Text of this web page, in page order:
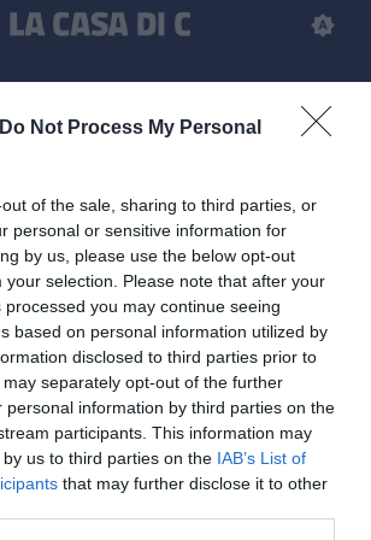
Do Not Process My Personal
of the sale, sharing to third parties, or
personal or sensitive information for
by us, please use the below opt-out
your selection. Please note that after your
you may continue seeing
based on personal information utilized by
disclosed to third parties prior to
separately opt-out of the further
personal information by third parties on the
participants. This information may
us to third parties on the IAB’s List of
that may further disclose it to other
finale playoff
Redazione
la finale di ritorno dei playoff di Serie C